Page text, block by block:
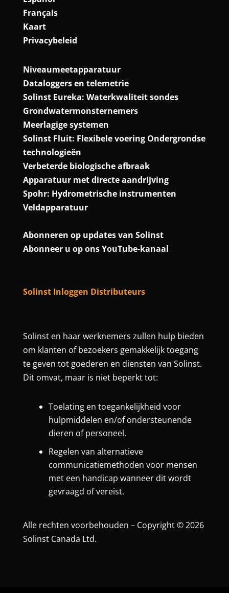
Français
Kaart
Privacybeleid
Niveaumeetapparatuur
Dataloggers en telemetrie
Solinst Eureka: Waterkwaliteit sondes
Grondwatermonsternemers
Meerlagige systemen
Solinst Fluit: Flexibele voering Ondergrondse
technologieën
Verbeterde biologische afbraak
Apparatuur met directe aandrijving
Spohr: Hydrometrische instrumenten
Veldapparatuur
Abonneren op updates van Solinst
Abonneer u op ons YouTube-kanaal
Solinst Inloggen Distributeurs
Solinst en haar werknemers zullen hulp bieden
om klanten of bezoekers gemakkelijk toegang
te geven tot goederen en diensten van Solinst.
Dit omvat, maar is niet beperkt tot:
Toelating en toegankelijkheid voor
hulpmiddelen en/of ondersteunende
dieren of personeel.
Regelen van alternatieve
communicatiemethoden voor mensen
met een handicap wanneer dit wordt
gevraagd of vereist.
Alle rechten voorbehouden – Copyright © 2026
Solinst Canada Ltd.